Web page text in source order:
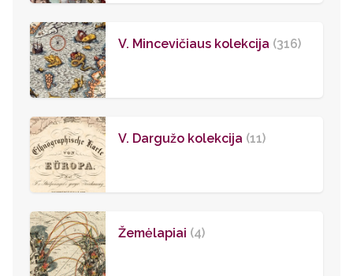
V. Mincevičiaus kolekcija (316)
V. Dargužo kolekcija (11)
Žemėlapiai (4)